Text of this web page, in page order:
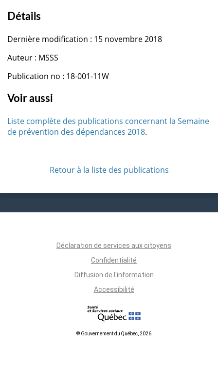
Détails
Dernière modification : 15 novembre 2018
Auteur : MSSS
Publication no : 18-001-11W
Voir aussi
Liste complète des publications concernant la Semaine
de prévention des dépendances 2018.
Retour à la liste des publications
Déclaration de services aux citoyens
Confidentialité
Diffusion de l'information
Accessibilité
© Gouvernement du Québec, 2026